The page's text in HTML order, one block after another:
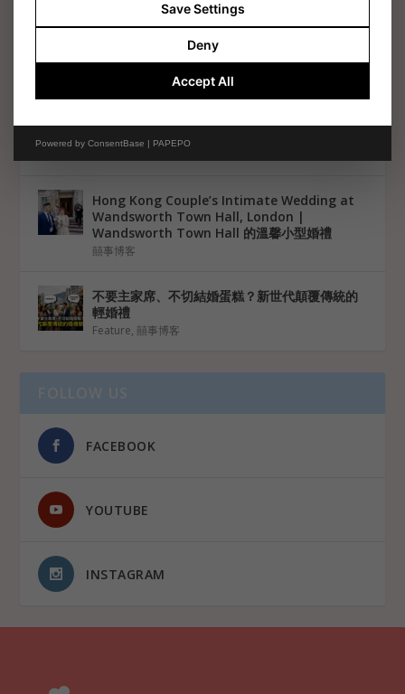
告別尷尬擺拍！紀實風攝影與婚禮限時動態小幫
手如何席捲年輕人的婚禮
Feature,囍事博客
Holly & Charlie 英國浪漫婚禮｜Hampshire
（Surrey 專業團隊）
Hong Kong Couple’s Intimate Wedding at
Wandsworth Town Hall, London |
Wandsworth Town Hall 的溫馨小型婚禮
囍事博客
不要主家席、不切結婚蛋糕？新世代顛覆傳統的
輕婚禮
Feature, 囍事博客
FACEBOOK
YOUTUBE
INSTAGRAM
Save Settings
Deny
Accept All
Powered by ConsentBase | PAPEPO